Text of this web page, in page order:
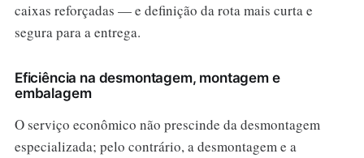
caixas reforçadas — e definição da rota mais curta e
segura para a entrega.
Eficiência na desmontagem, montagem e
embalagem
O serviço econômico não prescinde da desmontagem
especializada; pelo contrário, a desmontagem e a